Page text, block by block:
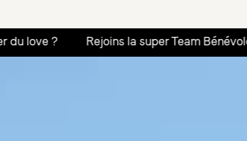
Rejoins la super Team Bénévoles Tu